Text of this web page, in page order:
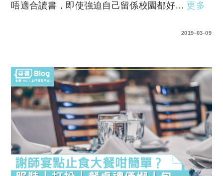
唔適合讀書，即使強迫自己留係校園都好… 更多
2019-03-09